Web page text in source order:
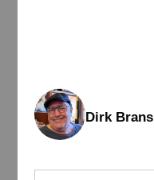
Dirk Brans